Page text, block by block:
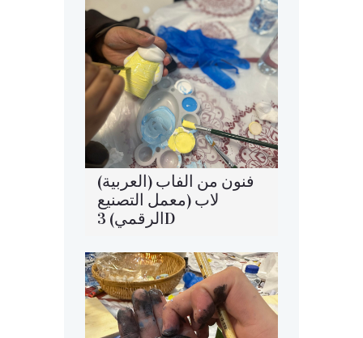
(العربية) فنون من الفاب
لاب (معمل التصنيع
الرقمي) 3D